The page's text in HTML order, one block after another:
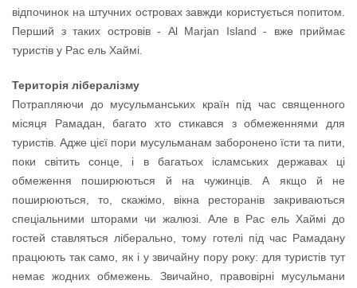
відпочинок на штучних островах завжди користується попитом.
Перший з таких островів - Al Marjan Island - вже приймає
туристів у Рас ель Хаймі.
Територія лібералізму
Потрапляючи до мусульманських країн під час священного
місяця Рамадан, багато хто стикався з обмеженнями для
туристів. Адже цієї пори мусульманам заборонено їсти та пити,
поки світить сонце, і в багатьох ісламських державах ці
обмеження поширюються й на чужинців. А якщо й не
поширюються, то, скажімо, вікна ресторанів закриваються
спеціальними шторами чи жалюзі. Але в Рас ель Хаймі до
гостей ставляться ліберально, тому готелі під час Рамадану
працюють так само, як і у звичайну пору року: для туристів тут
немає жодних обмежень. Звичайно, правовірні мусульмани